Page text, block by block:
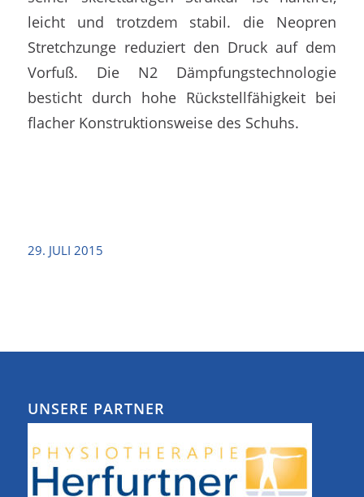
leicht und trotzdem stabil. die Neopren
Stretchzunge reduziert den Druck auf dem
Vorfuß. Die N2 Dämpfungstechnologie
besticht durch hohe Rückstellfähigkeit bei
flacher Konstruktionsweise des Schuhs.
29. JULI 2015
UNSERE PARTNER